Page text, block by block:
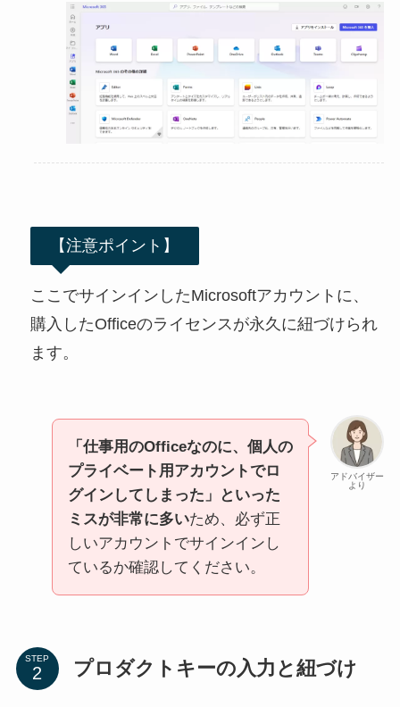
【注意ポイント】
ここでサインインしたMicrosoftアカウントに、
購入したOfficeのライセンスが永久に紐づけられ
ます。
アドバイザー
より
「仕事用のOfficeなのに、個人の
プライベート用アカウントでロ
グインしてしまった」といった
ミスが非常に多いため、必ず正
しいアカウントでサインインし
ているか確認してください。
STEP プロダクトキーの入力と紐づけ